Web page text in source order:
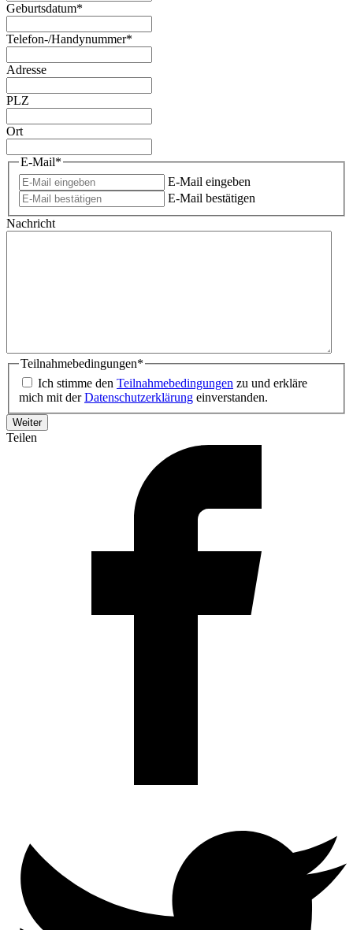
Geburtsdatum*
Telefon-/Handynummer*
Adresse
PLZ
Ort
E-Mail*
E-Mail eingeben
E-Mail bestätigen
Nachricht
Teilnahmebedingungen*
Ich stimme den Teilnahmebedingungen zu und erkläre
mich mit derDatenschutzerklärung einverstanden.
Teilen